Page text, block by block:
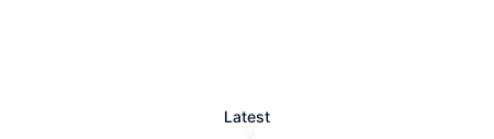
Latest